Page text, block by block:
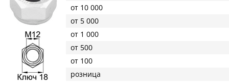
от 10 000
от 5 000
от 1 000
от 500
от 100
розница